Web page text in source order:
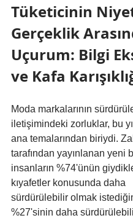
Tüketicinin
Gerçeklik
Uçurum: Bilgi
ve Kafa
Moda markalarının
iletişimindeki zorluklar, bu
ana temalarından biriydi.
tarafından yayınlanan yeni
insanların %74'ünün
kıyafetler konusunda daha
sürdürülebilir olmak
%27'sinin daha